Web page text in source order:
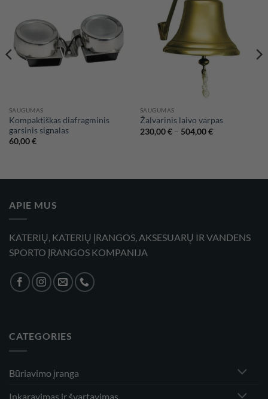
SAUGUMAS
Kompaktiškas diafragminis
garsinis signalas
60,00€
SAUGUMAS
Žalvarinis laivo varpas
230,00€ – 504,00€Price
APIE MUS
KATERIŲ, KATERIŲ ĮRANGOS, AKSESUARŲ IR VANDENS
SPORTO ĮRANGOS KOMPANIJA
CATEGORIES
Būriavimo įranga
Inkaravimas ir švartavimas